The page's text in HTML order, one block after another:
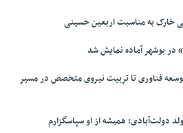
خارک به مناسبت اربعین حسینی
در بوشهر آماده نمایش شد
فناوری تا تربیت نیروی متخصص در مسیر
دولت‌آبادی: همیشه از او سپاسگزارم